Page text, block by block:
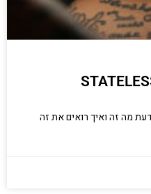
מה זה ואיך רואים את זה